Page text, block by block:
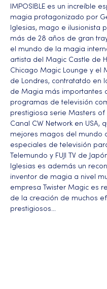
IMPOSIBLE es un increíble
magia protagonizado por
Iglesias, mago e ilusionista
más de 28 años de gran
el mundo de la magia
artista del Magic Castle de
Chicago Magic Lounge y el
de Londres, contratatdo en
de Magia más importantes
programas de televisión
prestigiosa serie Masters of
Canal CW Network en USA,
mejores magos del mundo
especiales de televisión
Telemundo y FUJI TV de
Iglesias es además un
inventor de magia a nivel
empresa Twister Magic es
de la creación de muchos
prestigiosos…